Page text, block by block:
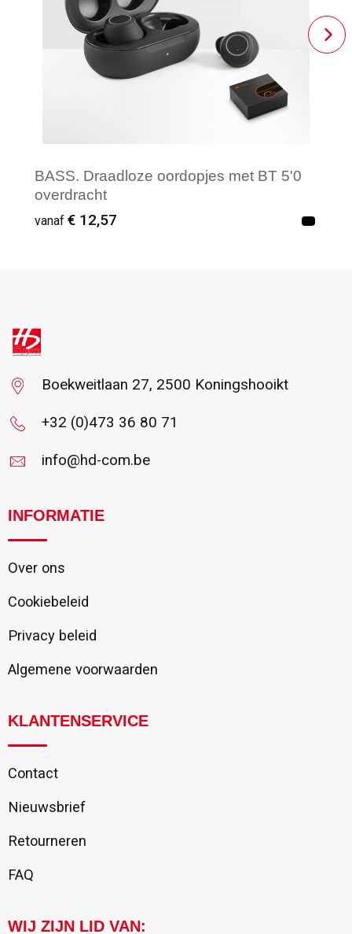
BASS. Draadloze oordopjes met BT 5'0
overdracht
vanaf € 12,57
Boekweitlaan 27, 2500 Koningshooikt
+32 (0)473 36 80 71
info@hd-com.be
INFORMATIE
Over ons
Cookiebeleid
Privacy beleid
Algemene voorwaarden
KLANTENSERVICE
Contact
Nieuwsbrief
Retourneren
FAQ
WIJ ZIJN LID VAN: